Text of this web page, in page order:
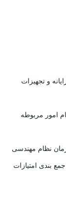
و تجهیزات
نظام مهندسی
بندی امتیازات